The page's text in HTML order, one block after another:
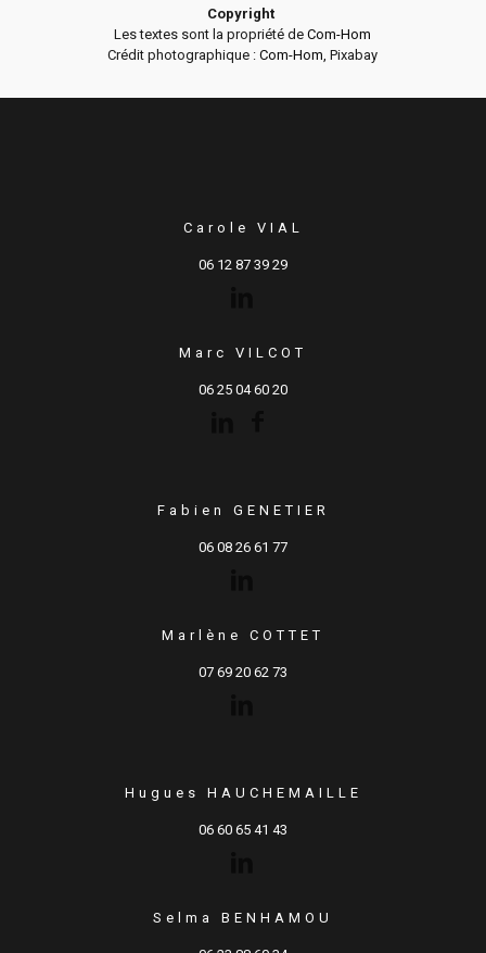
Copyright
Les textes sont la propriété deCom-Hom
Crédit photographique :Com-Hom, Pixabay
Carole VIAL
06 12 87 39 29
Marc VILCOT
06 25 04 60 20
Fabien GENETIER
06 08 26 61 77
Marlène COTTET
07 69 20 62 73
Hugues HAUCHEMAILLE
06 60 65 41 43
Selma BENHAMOU